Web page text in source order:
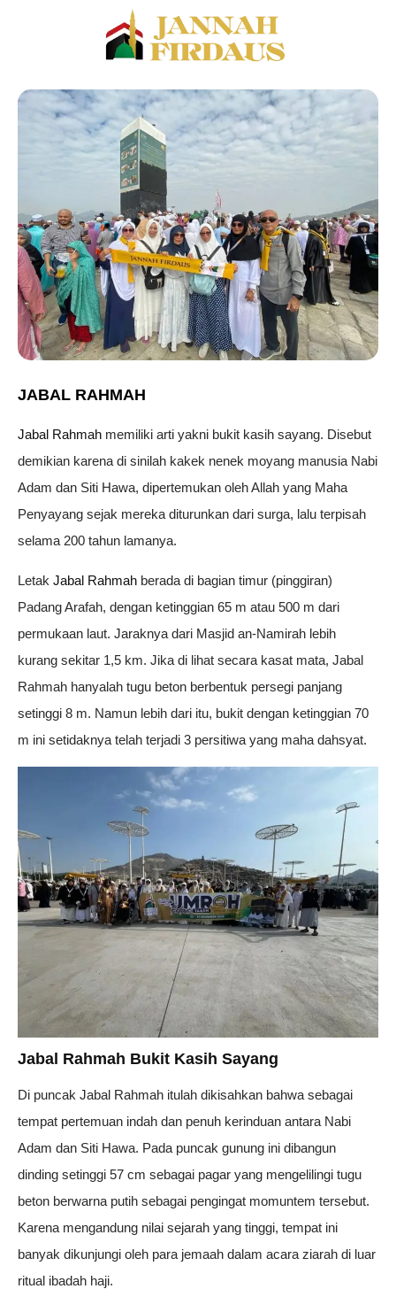
JABAL RAHMAH
Jabal Rahmah memiliki arti yakni bukit kasih sayang. Disebut
demikian karena di sinilah kakek nenek moyang manusia Nabi
Adam dan Siti Hawa, dipertemukan oleh Allah yang Maha
Penyayang sejak mereka diturunkan dari surga, lalu terpisah
selama 200 tahun lamanya.
Letak Jabal Rahmah berada di bagian timur (pinggiran)
Padang Arafah, dengan ketinggian 65 m atau 500 m dari
permukaan laut. Jaraknya dari Masjid an-Namirah lebih
kurang sekitar 1,5 km. Jika di lihat secara kasat mata, Jabal
Rahmah hanyalah tugu beton berbentuk persegi panjang
setinggi 8 m. Namun lebih dari itu, bukit dengan ketinggian 70
m ini setidaknya telah terjadi 3 persitiwa yang maha dahsyat.
Jabal Rahmah Bukit Kasih Sayang
Di puncak Jabal Rahmah itulah dikisahkan bahwa sebagai
tempat pertemuan indah dan penuh kerinduan antara Nabi
Adam dan Siti Hawa. Pada puncak gunung ini dibangun
dinding setinggi 57 cm sebagai pagar yang mengelilingi tugu
beton berwarna putih sebagai pengingat momuntem tersebut.
Karena mengandung nilai sejarah yang tinggi, tempat ini
banyak dikunjungi oleh para jemaah dalam acara ziarah di luar
ritual ibadah haji.